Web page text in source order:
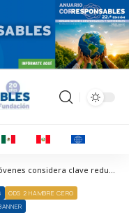
Corresponsables > Noticias > El 80% de los jóvenes considera clave reducir el desperdicio de alimentos
ODS 2 HAMBRE CERO